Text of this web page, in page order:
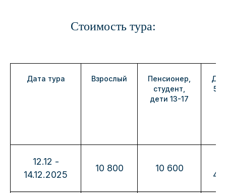
Стоимость тура:
Дата тура Взрослый
Пенсионер,
студент,
дети 13-17
5-
12.12 -
14.12.2025
10 800 10 600